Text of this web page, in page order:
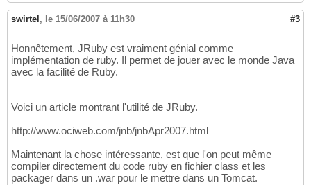
swirtel , le 15/06/2007 à 11h30 #3
Honnêtement, JRuby est vraiment génial comme
implémentation de ruby. Il permet de jouer avec le monde Java
avec la facilité de Ruby.
Voici un article montrant l'utilité de JRuby.
http://www.ociweb.com/jnb/jnbApr2007.html
Maintenant la chose intéressante, est que l'on peut même
compiler directement du code ruby en fichier class et les
packager dans un .war pour le mettre dans un Tomcat.